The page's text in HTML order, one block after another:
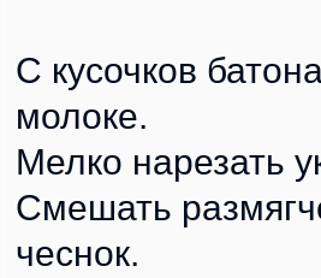
С кусочков
молоке.
Мелко нарезать
Смешать
чеснок.